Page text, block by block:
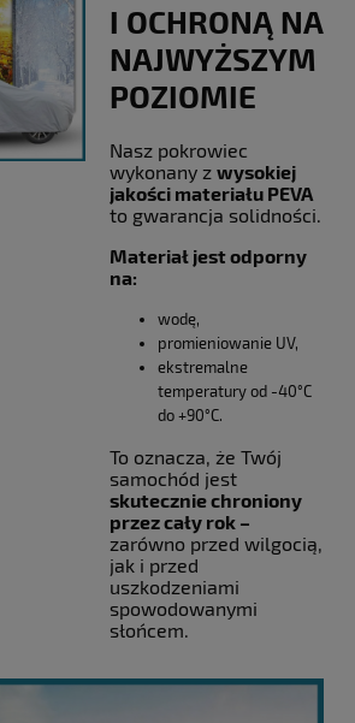
I OCHRONĄ NA
NAJWYŻSZYM
POZIOMIE
Nasz pokrowiec
wykonany z wysokiej
jakości materiału PEVA
to gwarancja solidności.
Materiał jest odporny
na:
wodę,
promieniowanie UV,
ekstremalne
temperatury od -40°C
do +90°C.
To oznacza, że Twój
samochód jest
skutecznie chroniony
przez cały rok –
zarówno przed wilgocią,
jak i przed
uszkodzeniami
spowodowanymi
słońcem.